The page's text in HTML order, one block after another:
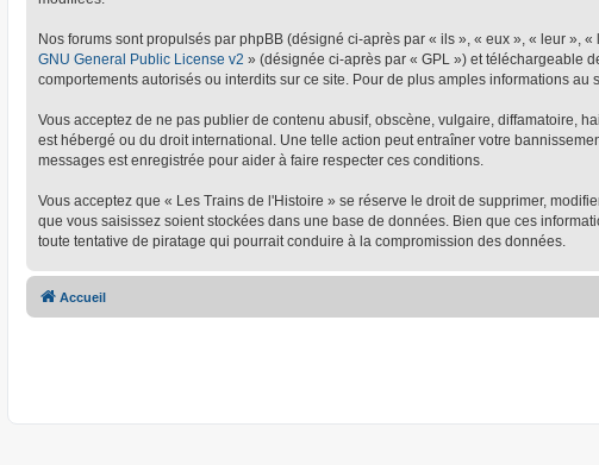
Nos forums sont propulsés par phpBB (désigné ci-après par « ils », « eux », « leur »,
GNU General Public License v2 » (désignée ci-après par « GPL ») et téléchargeable
comportements autorisés ou interdits sur ce site. Pour de plus amples informations au
Vous acceptez de ne pas publier de contenu abusif, obscène, vulgaire, diffamatoire,
est hébergé ou du droit international. Une telle action peut entraîner votre
messages est enregistrée pour aider à faire respecter ces conditions.
Vous acceptez que « Les Trains de l'Histoire » se réserve le droit de supprimer,
que vous saisissez soient stockées dans une base de données. Bien que ces
toute tentative de piratage qui pourrait conduire à la compromission des données.
Accueil